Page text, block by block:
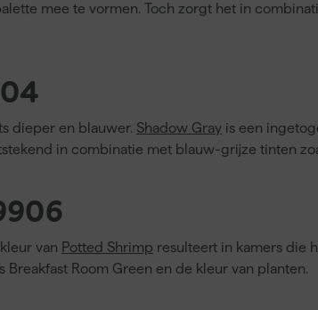
mee te vormen. Toch zorgt het in
dieper en blauwer. Shadow Gray is een
in combinatie met blauw-grijze tinten
van Potted Shrimp resulteert in kamers die
Room Green en de kleur van planten.